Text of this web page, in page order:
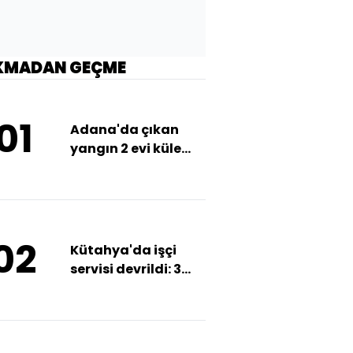
GEÇME
Adana'da çıkan
yangın 2 evi küle
Kütahya'da işçi
servisi devrildi: 3